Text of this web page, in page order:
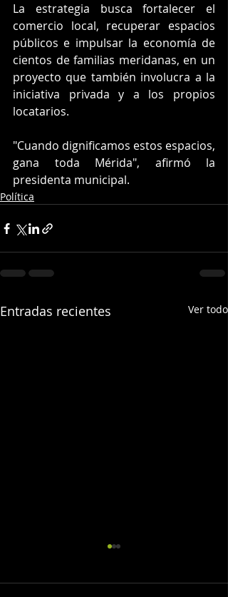
La estrategia busca fortalecer el
comercio local, recuperar espacios
públicos e impulsar la economía de
cientos de familias meridanas, en un
proyecto que también involucra a la
iniciativa privada y a los propios
locatarios.
"Cuando dignificamos estos espacios,
gana toda Mérida", afirmó la
presidenta municipal.
Política
Entradas recientes Ver todo